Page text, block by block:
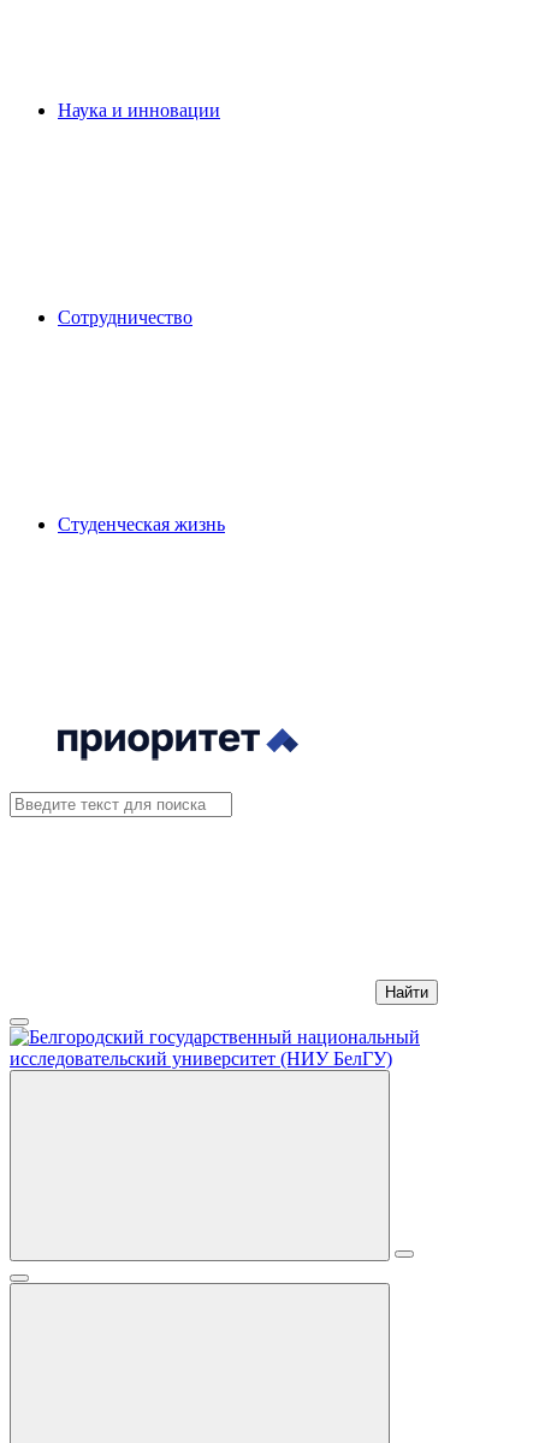
Наука и инновации
Сотрудничество
Студенческая жизнь
Найти